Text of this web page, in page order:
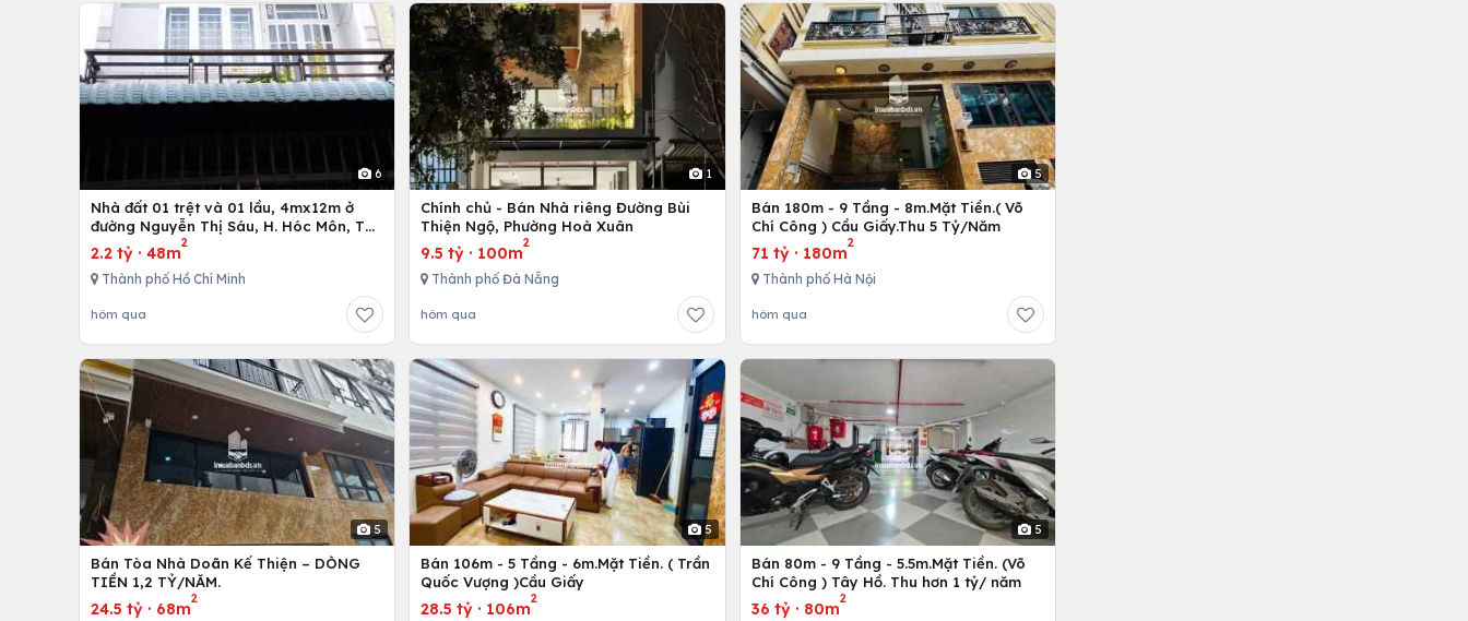
6
Nhà đất 01 trệt và 01 lầu, 4mx12m ở
đường Nguyễn Thị Sáu, H. Hóc Môn, Tp.
Hồ Chí Minh
2.2 tỷ · 48m
2
Thành phố Hồ Chí Minh
hôm qua
1
Chính chủ - Bán Nhà riêng Đường Bùi
Thiện Ngộ, Phường Hoà Xuân
9.5 tỷ · 100m
2
Thành phố Đà Nẵng
hôm qua
5
Bán 180m - 9 Tầng - 8m.Mặt Tiền.( Võ
Chí Công ) Cầu Giấy.Thu 5 Tỷ/Năm
71 tỷ· 180m
2
Thành phố Hà Nội
hôm qua
5
Bán Tòa Nhà Doãn Kế Thiện – DÒNG
TIỀN 1,2 TỶ/NĂM.
24.5 tỷ · 68m
2
5
Bán 106m - 5 Tầng - 6m.Mặt Tiền. ( Trần
Quốc Vượng )Cầu Giấy
28.5 tỷ · 106m
2
5
Bán 80m - 9 Tầng - 5.5m.Mặt Tiền. (Võ
Chí Công ) Tây Hồ. Thu hơn 1 tỷ/ năm
36 tỷ· 80m
2